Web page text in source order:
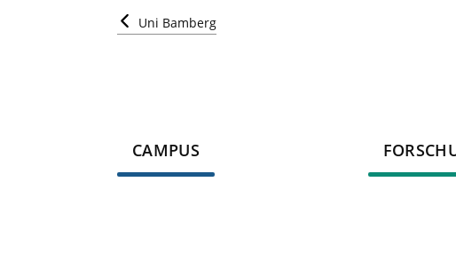
Uni Bamberg
CAMPUS